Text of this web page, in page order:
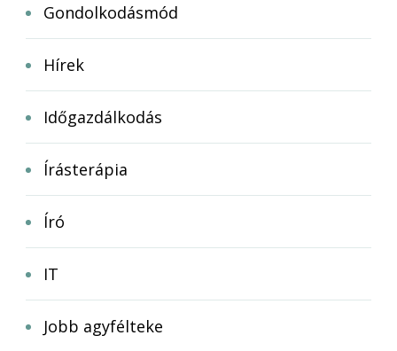
Gondolkodásmód
Hírek
Időgazdálkodás
Írásterápia
Író
IT
Jobb agyfélteke